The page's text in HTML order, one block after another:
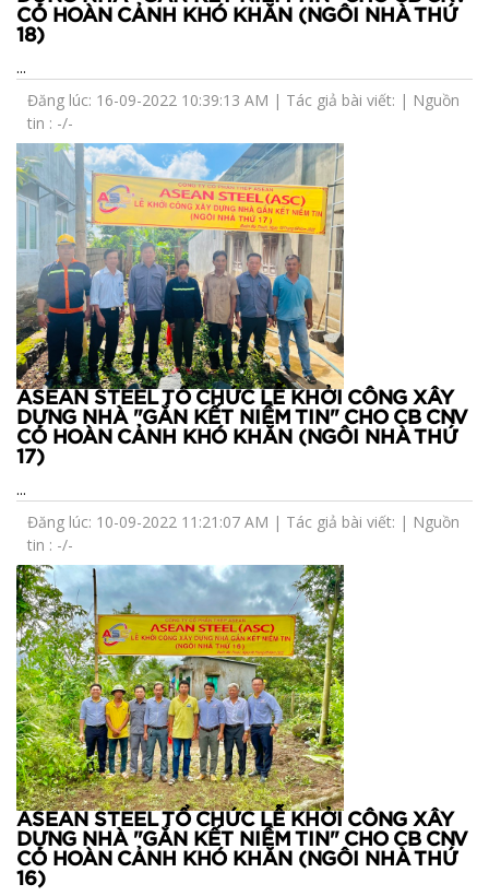
CÓ HOÀN CẢNH KHÓ KHĂN (NGÔI NHÀ THỨ
18)
...
Đăng lúc: 16-09-2022 10:39:13 AM | Tác giả bài viết: | Nguồn
tin : -/-
ASEAN STEEL TỔ CHỨC LỄ KHỞI CÔNG XÂY
DỰNG NHÀ "GẮN KẾT NIỀM TIN" CHO CB CNV
CÓ HOÀN CẢNH KHÓ KHĂN (NGÔI NHÀ THỨ
17)
...
Đăng lúc: 10-09-2022 11:21:07 AM | Tác giả bài viết: | Nguồn
tin : -/-
ASEAN STEEL TỔ CHỨC LỄ KHỞI CÔNG XÂY
DỰNG NHÀ "GẮN KẾT NIỀM TIN" CHO CB CNV
CÓ HOÀN CẢNH KHÓ KHĂN (NGÔI NHÀ THỨ
16)